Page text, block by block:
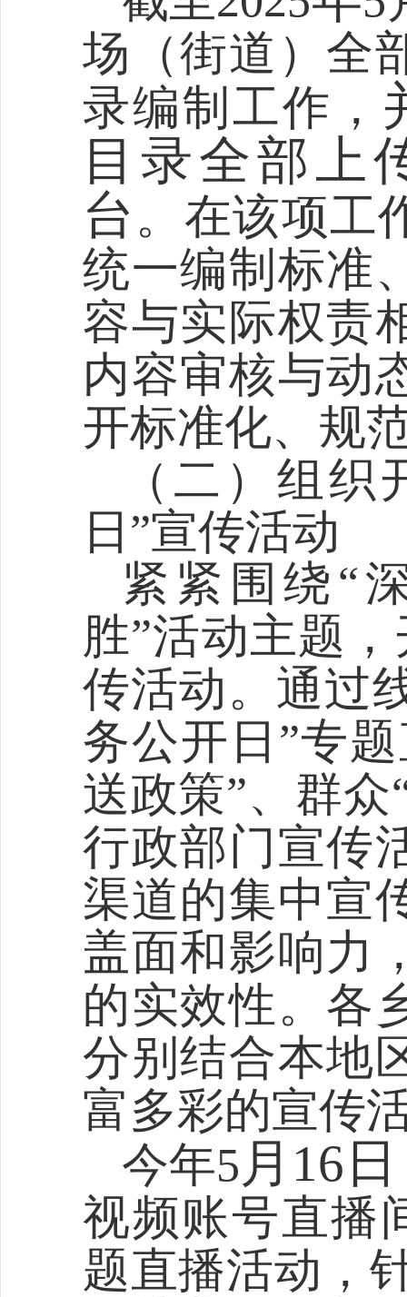
场（街道） 全
录编制工作 ，
目录全部上
台 。 在该项工
统一编制标准
容与实际权责
内容审核与动
开标准化、规
（ 二 ）组织
日 ”宣传活动
紧紧围绕 “
胜”活动主题，
传活动。 通过
务公开日”专
送政策”、 群众
行政部门宣传
渠道的集中宣
盖面和影响力
的实效性。 各
分别结合本地
富多彩的宣传
今年5 月 16 日
视频账号直播
题直播活动 ，